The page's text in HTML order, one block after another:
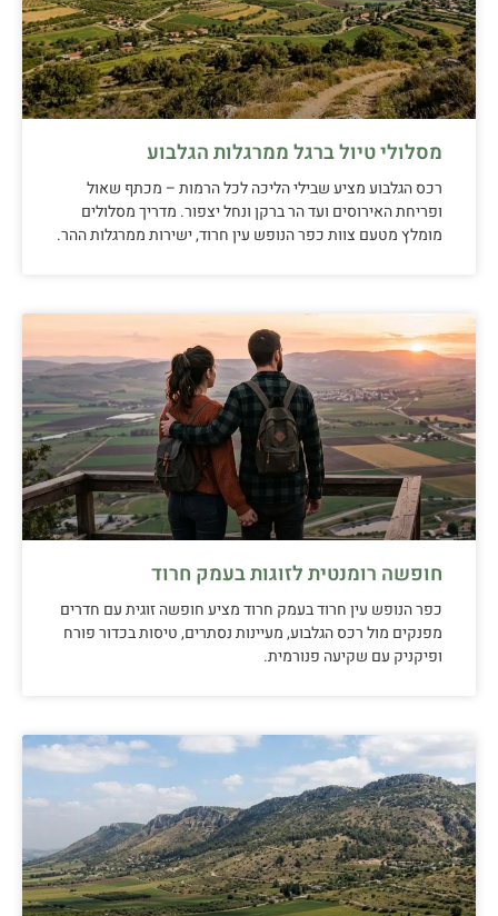
מסלולי טיול ברגל ממרגלות הגלבוע
רכס הגלבוע מציע שבילי הליכה לכל הרמות – מכתף שאול
ופריחת האירוסים ועד הר ברקן ונחל יצפור. מדריך מסלולים
מומלץ מטעם צוות כפר הנופש עין חרוד, ישירות ממרגלות ההר.
חופשה רומנטית לזוגות בעמק חרוד
כפר הנופש עין חרוד בעמק חרוד מציע חופשה זוגית עם חדרים
מפנקים מול רכס הגלבוע, מעיינות נסתרים, טיסות בכדור פורח
ופיקניק עם שקיעה פנורמית.